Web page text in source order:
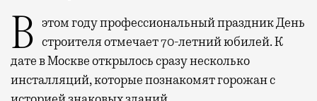
В этом году профессиональный праздник День строителя отмечает 70-летний юбилей. К
дате в Москве открылось сразу несколько
инсталляций, которые познакомят горожан с